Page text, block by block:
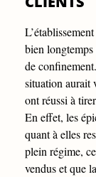
bien
de
situation aurait
ont réussi à
En effet, les
quant à elles
plein régime,
vendus et que